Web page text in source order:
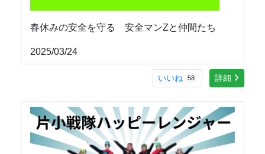
春休みの安全を守る 安全マンZと仲間たち
2025/03/24
いいね 58 詳細